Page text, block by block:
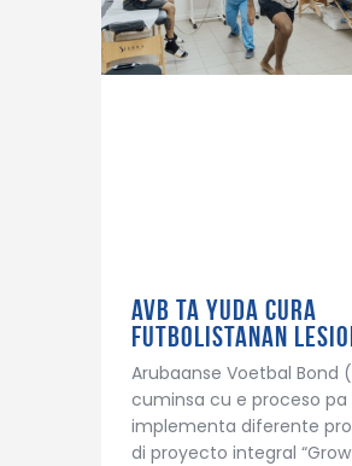
AVB TA YUDA CURA
FUTBOLISTANAN
Arubaanse Voetbal Bond
cuminsa cu e proceso pa
implementa diferente
di proyecto integral “Grow